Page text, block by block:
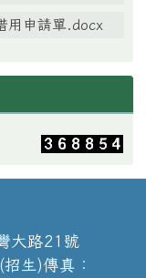
用申請單.docx
大路21號
生)傳真：